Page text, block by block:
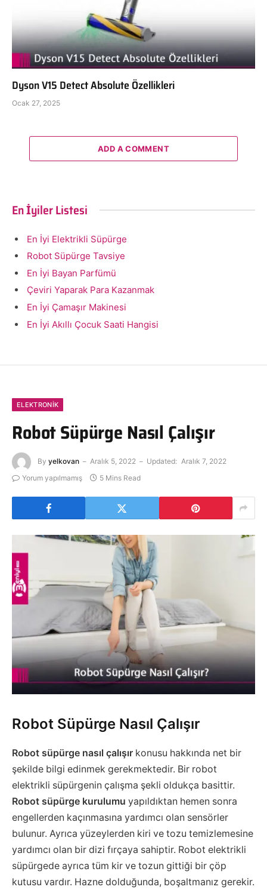
Dyson V15 Detect Absolute Özellikleri
Ocak 27, 2025
ADD A COMMENT
En İyiler Listesi
En İyi Elektrikli Süpürge
Robot Süpürge Tavsiye
En İyi Bayan Parfümü
Çeviri Yaparak Para Kazanmak
En İyi Çamaşır Makinesi
En İyi Akıllı Çocuk Saati Hangisi
ELEKTRONIK
Robot Süpürge Nasıl Çalışır
By yelkovan Aralık 5, 2022 Updated: Aralık 7, 2022
Yorum yapılmamış
5 Mins Read
Robot Süpürge Nasıl Çalışır
Robot süpürge nasıl çalışır konusu hakkında net bir
şekilde bilgi edinmek gerekmektedir. Bir robot
elektrikli süpürgenin çalışma şekli oldukça basittir.
Robot süpürge kurulumu yapıldıktan hemen sonra
engellerden kaçınmasına yardımcı olan sensörler
bulunur. Ayrıca yüzeylerden kiri ve tozu temizlemesine
yardımcı olan bir dizi fırçaya sahiptir. Robot elektrikli
süpürgede ayrıca tüm kir ve tozun gittiği bir çöp
kutusu vardır. Hazne dolduğunda, boşaltmanız gerekir.